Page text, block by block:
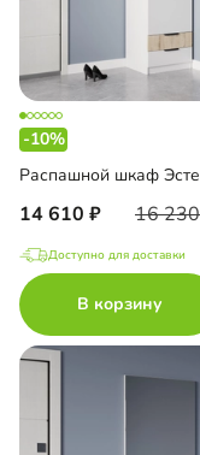
-10%
Распашной шкаф
14 610 16
Доступно для доставки
В корзину